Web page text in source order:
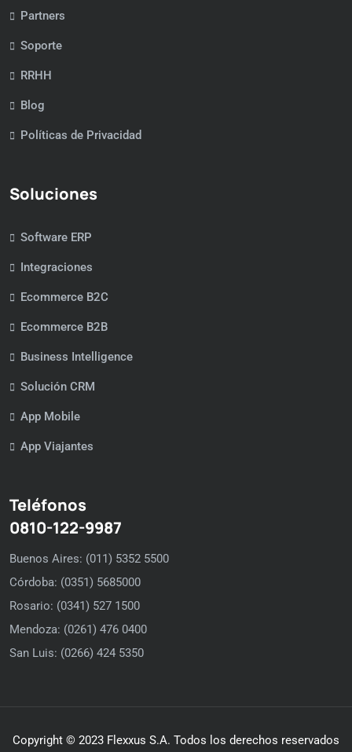
Partners
Soporte
RRHH
Blog
Políticas de Privacidad
Soluciones
Software ERP
Integraciones
Ecommerce B2C
Ecommerce B2B
Business Intelligence
Solución CRM
App Mobile
App Viajantes
Teléfonos
0810-122-9987
Buenos Aires: (011) 5352 5500
Córdoba: (0351) 5685000
Rosario: (0341) 527 1500
Mendoza: (0261) 476 0400
San Luis: (0266) 424 5350
Copyright © 2023 Flexxus S.A. Todos los derechos reservados